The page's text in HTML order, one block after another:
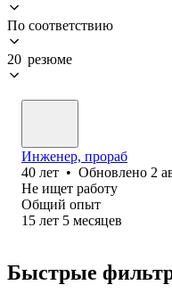
По соответствию
20 резюме
Инженер, прораб
40 лет • Обновлено 2
Не ищет работу
Общий опыт
15 лет 5 месяцев
Быстрые